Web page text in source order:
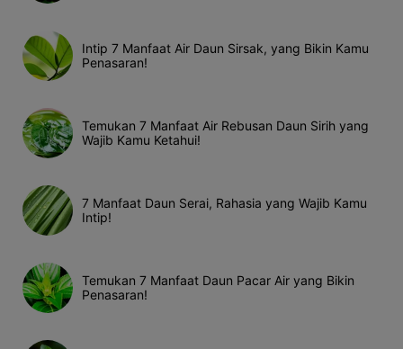
Intip 7 Manfaat Air Daun Sirsak, yang Bikin Kamu
Penasaran!
Temukan 7 Manfaat Air Rebusan Daun Sirih yang
Wajib Kamu Ketahui!
7 Manfaat Daun Serai, Rahasia yang Wajib Kamu
Intip!
Temukan 7 Manfaat Daun Pacar Air yang Bikin
Penasaran!